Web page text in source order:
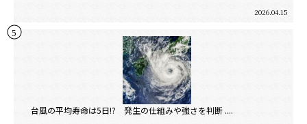
2026.04.15
台風の平均寿命は5日!? 発生の仕組みや強さを判断 ....